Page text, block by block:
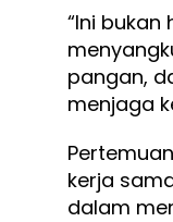
“Ini
pangan,
menjaga
kerja
dalam